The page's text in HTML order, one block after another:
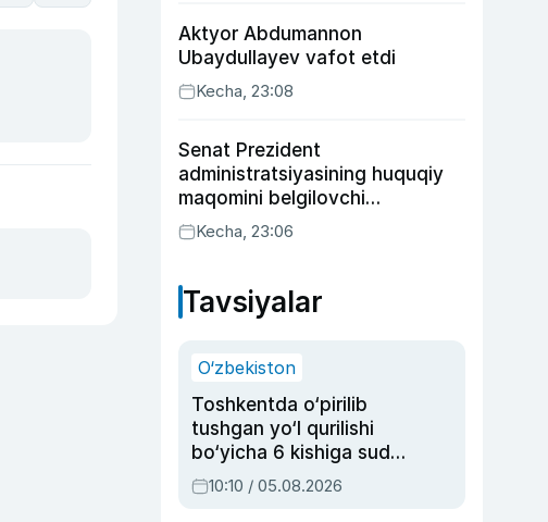
Aktyor Abdu­mannon
Ubaydullayev vafot etdi
Kecha, 23:08
Senat Prezident
administratsiyasining huquqiy
maqomini belgilovchi
konstitutsiyaviy qonunni
ma’qulladi
Kecha, 23:06
Tavsiyalar
O‘zbekiston
Toshkentda o‘pirilib
tushgan yo‘l qurilishi
bo‘yicha 6 kishiga sud
hukmi o‘qildi
10:10 / 05.08.2026